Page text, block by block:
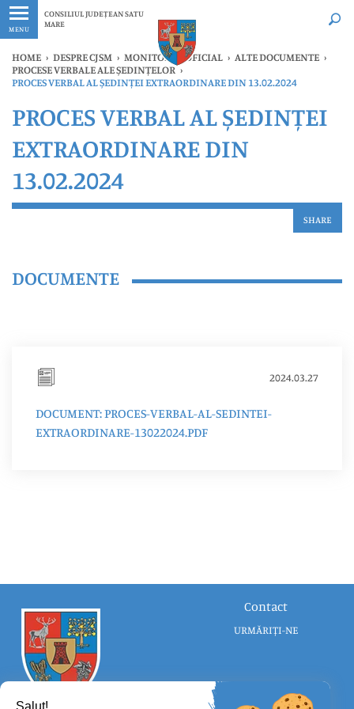
MENU
CONSILIUL JUDEȚEAN SATU
MARE
Ultimele
HOME › DESPRE CJSM › MONITORUL OFICIAL › ALTE DOCUMENTE ›
PROCESE VERBALE ALE ȘEDINȚELOR ›
PROCES VERBAL AL ȘEDINȚEI EXTRAORDINARE DIN 13.02.2024
PROCES VERBAL AL ȘEDINȚEI
EXTRAORDINARE DIN
13.02.2024
SHARE
DOCUMENTE
2024.03.27
DOCUMENT: PROCES-VERBAL-AL-SEDINTEI-
EXTRAORDINARE-13022024.PDF
Contact
URMĂRIȚI-NE
Salut!